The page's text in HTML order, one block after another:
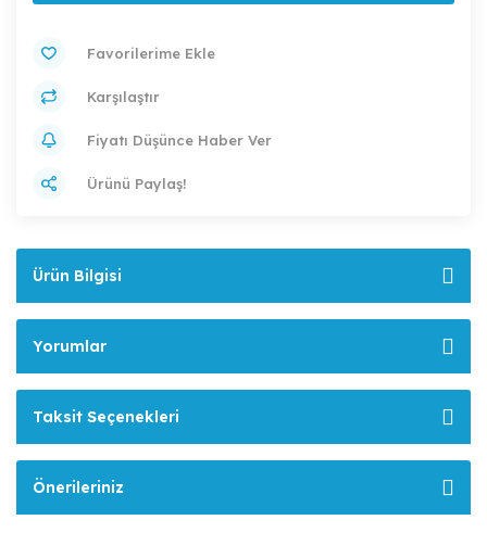
Karşılaştır
Fiyatı Düşünce Haber Ver
Ürünü Paylaş!
Ürün Bilgisi
Yorumlar
Taksit Seçenekleri
Önerileriniz